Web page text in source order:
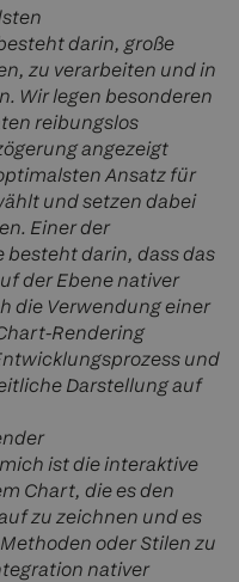
darin, große
zu verarbeiten und in
Wir legen besonderen
reibungslos
angezeigt
Ansatz für
und setzen dabei
Einer der
darin, dass das
der Ebene nativer
die Verwendung einer
Rendering
und
Darstellung auf
ist die interaktive
Chart, die es den
zu zeichnen und es
oder Stilen zu
nativer